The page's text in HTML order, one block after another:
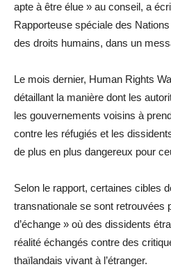
apte à être élue » au conseil, a
Rapporteuse spéciale des
des droits humains, dans un
Le mois dernier, Human Rights
détaillant la manière dont les
les gouvernements voisins à
contre les réfugiés et les
de plus en plus dangereux pour
Selon le rapport, certaines cibles
transnationale se sont retrouvées
d’échange » où des dissidents
réalité échangés contre des
thaïlandais vivant à l’étranger.